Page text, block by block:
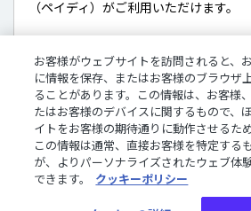
（ペイディ）がご利用いただけます。
販売商品について
デジタルグッズはダウンロード商品で
さまざまな企画やコンセプトに沿った
ス、特典壁紙をご購入いただけます。
お客様がウェブサイトを訪問されると、
に情報を保存、またはお客様のブラウザ
ることがあります。この情報は、お客様
たはお客様のデバイスに関するもので、
イトをお客様の期待通りに動作させるた
この情報は通常、直接お客様を特定する
が、よりパーソナライズされたウェブ体
できます。
クッキーポリシー